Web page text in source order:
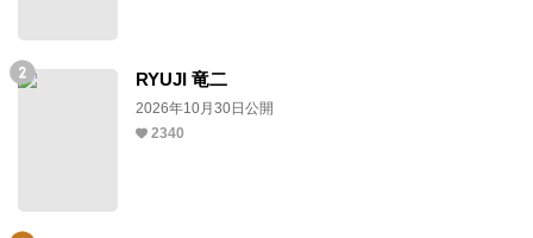
RYUJI 竜二
2026年10月30日公開
2340